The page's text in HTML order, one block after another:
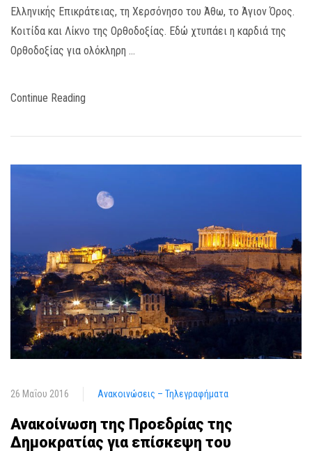
Ελληνικής Επικράτειας, τη Χερσόνησο του Άθω, το Άγιον Όρος.
Κοιτίδα και Λίκνο της Ορθοδοξίας. Εδώ χτυπάει η καρδιά της
Ορθοδοξίας για ολόκληρη …
Continue Reading
26 Μαΐου 2016 Ανακοινώσεις – Τηλεγραφήματα
Ανακοίνωση της Προεδρίας της
Δημοκρατίας για επίσκεψη του